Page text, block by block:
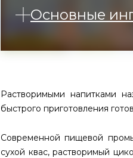
Основные
Растворимыми напитками
быстрого приготовления
Современной пищевой
сухой квас, растворимый